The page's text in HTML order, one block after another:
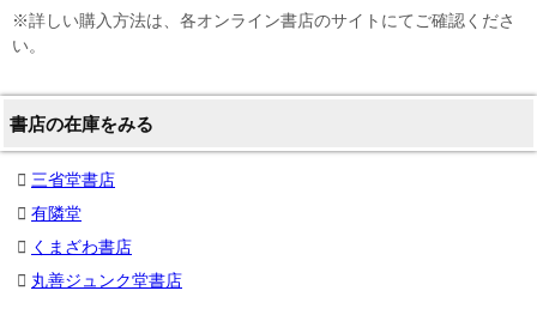
※詳しい購入方法は、各オンライン書店のサイトにてご確認くださ
い。
書店の在庫をみる
三省堂書店
有隣堂
くまざわ書店
丸善ジュンク堂書店